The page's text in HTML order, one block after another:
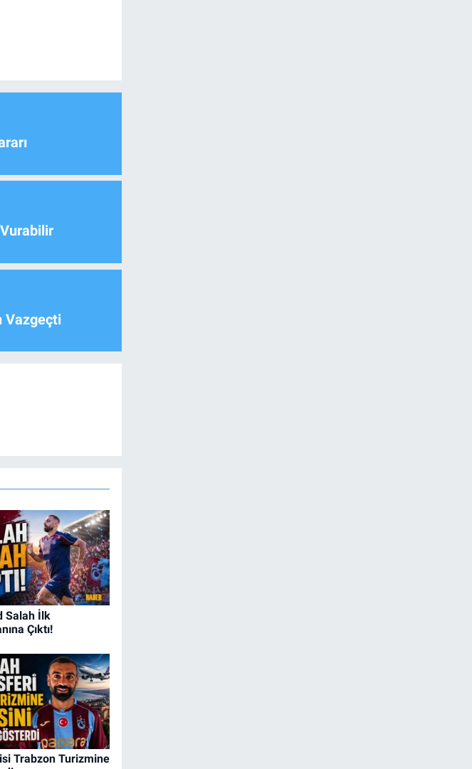
Vazgeçti
Salah İlk
Çıktı!
Trabzon Turizmine